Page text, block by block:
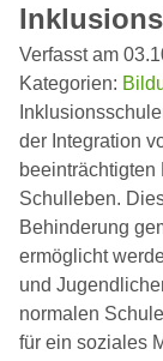
Verfasst am
Kategorien:
der Integration
Schulleben.
Behinderung
ermöglicht
und
normalen
für ein soziales